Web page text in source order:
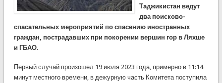
Таджикистан ведут
два поисково-
спасательных мероприятий по спасению иностранных
граждан, пострадавших при покорении вершин гор в Ляхше
и ГБАО.
Первый случай произошел 19 июля 2023 года, примерно в 11:14
минут местного времени, в дежурную часть Комитета поступила